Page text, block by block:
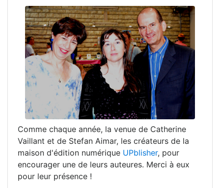
Comme chaque année, la venue de Catherine
Vaillant et de Stefan Aimar, les créateurs de la
maison d'édition numérique UPblisher, pour
encourager une de leurs auteures. Merci à eux
pour leur présence !